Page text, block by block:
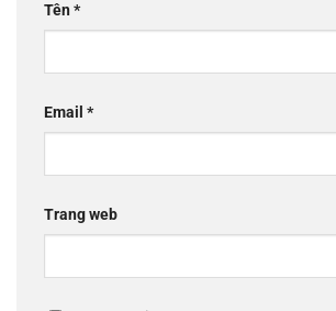
Tên*
Email *
Trang web